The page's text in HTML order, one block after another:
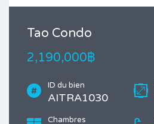
Tao Condo
2,190,000฿
ID du bien
AITRA1030
Chambres